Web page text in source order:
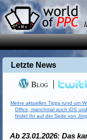
Letzte News
Blog
Meine aktuellen Tipps rund um
Office, manchmal auch iOS
findet Ihr auf der Seite von
Ab 23.01.2026: Das